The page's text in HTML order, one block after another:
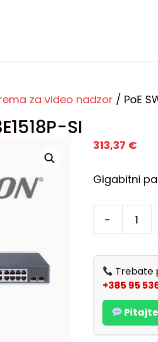
za video nadzor / PoE
SI
313,37 €
Gigabitni
-
Trebate
+385 95